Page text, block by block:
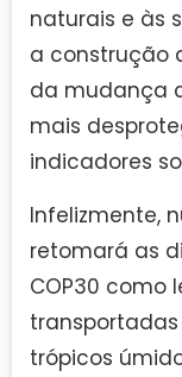
naturais e às
a construção
da mudança
mais
indicadores
Infelizmente,
retomará as
COP30 como
trópicos